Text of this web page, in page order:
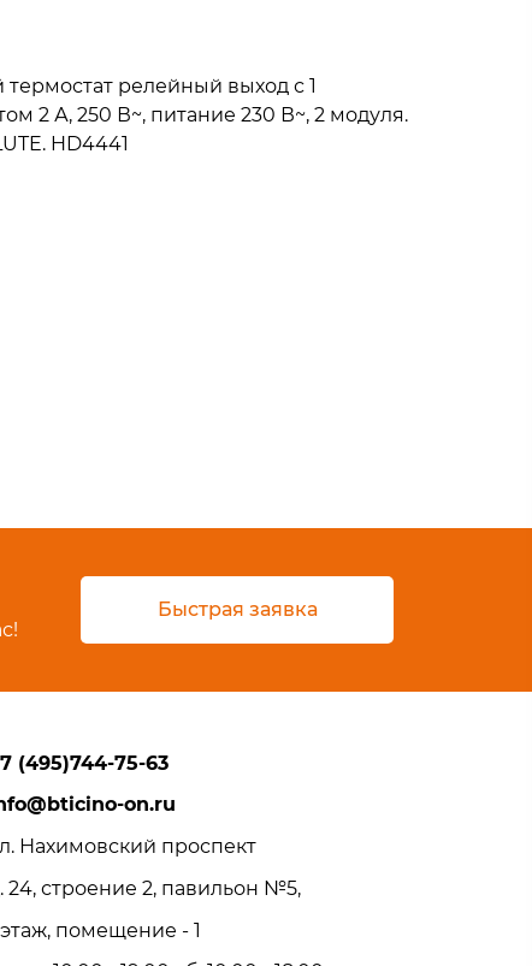
релейный выход с 1
2 А, 250 В~, питание 230 В~, 2 модуля.
HD4441
Быстрая заявка
(495)744-75-63
on.ru
Нахимовский проспект
24, строение 2, павильон №5,
этаж, помещение - 1